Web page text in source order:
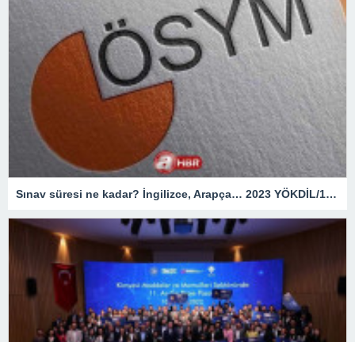
Sınav süresi ne kadar? İngilizce, Arapça… 2023 YÖKDİL/1 giriş belgesi ekranı